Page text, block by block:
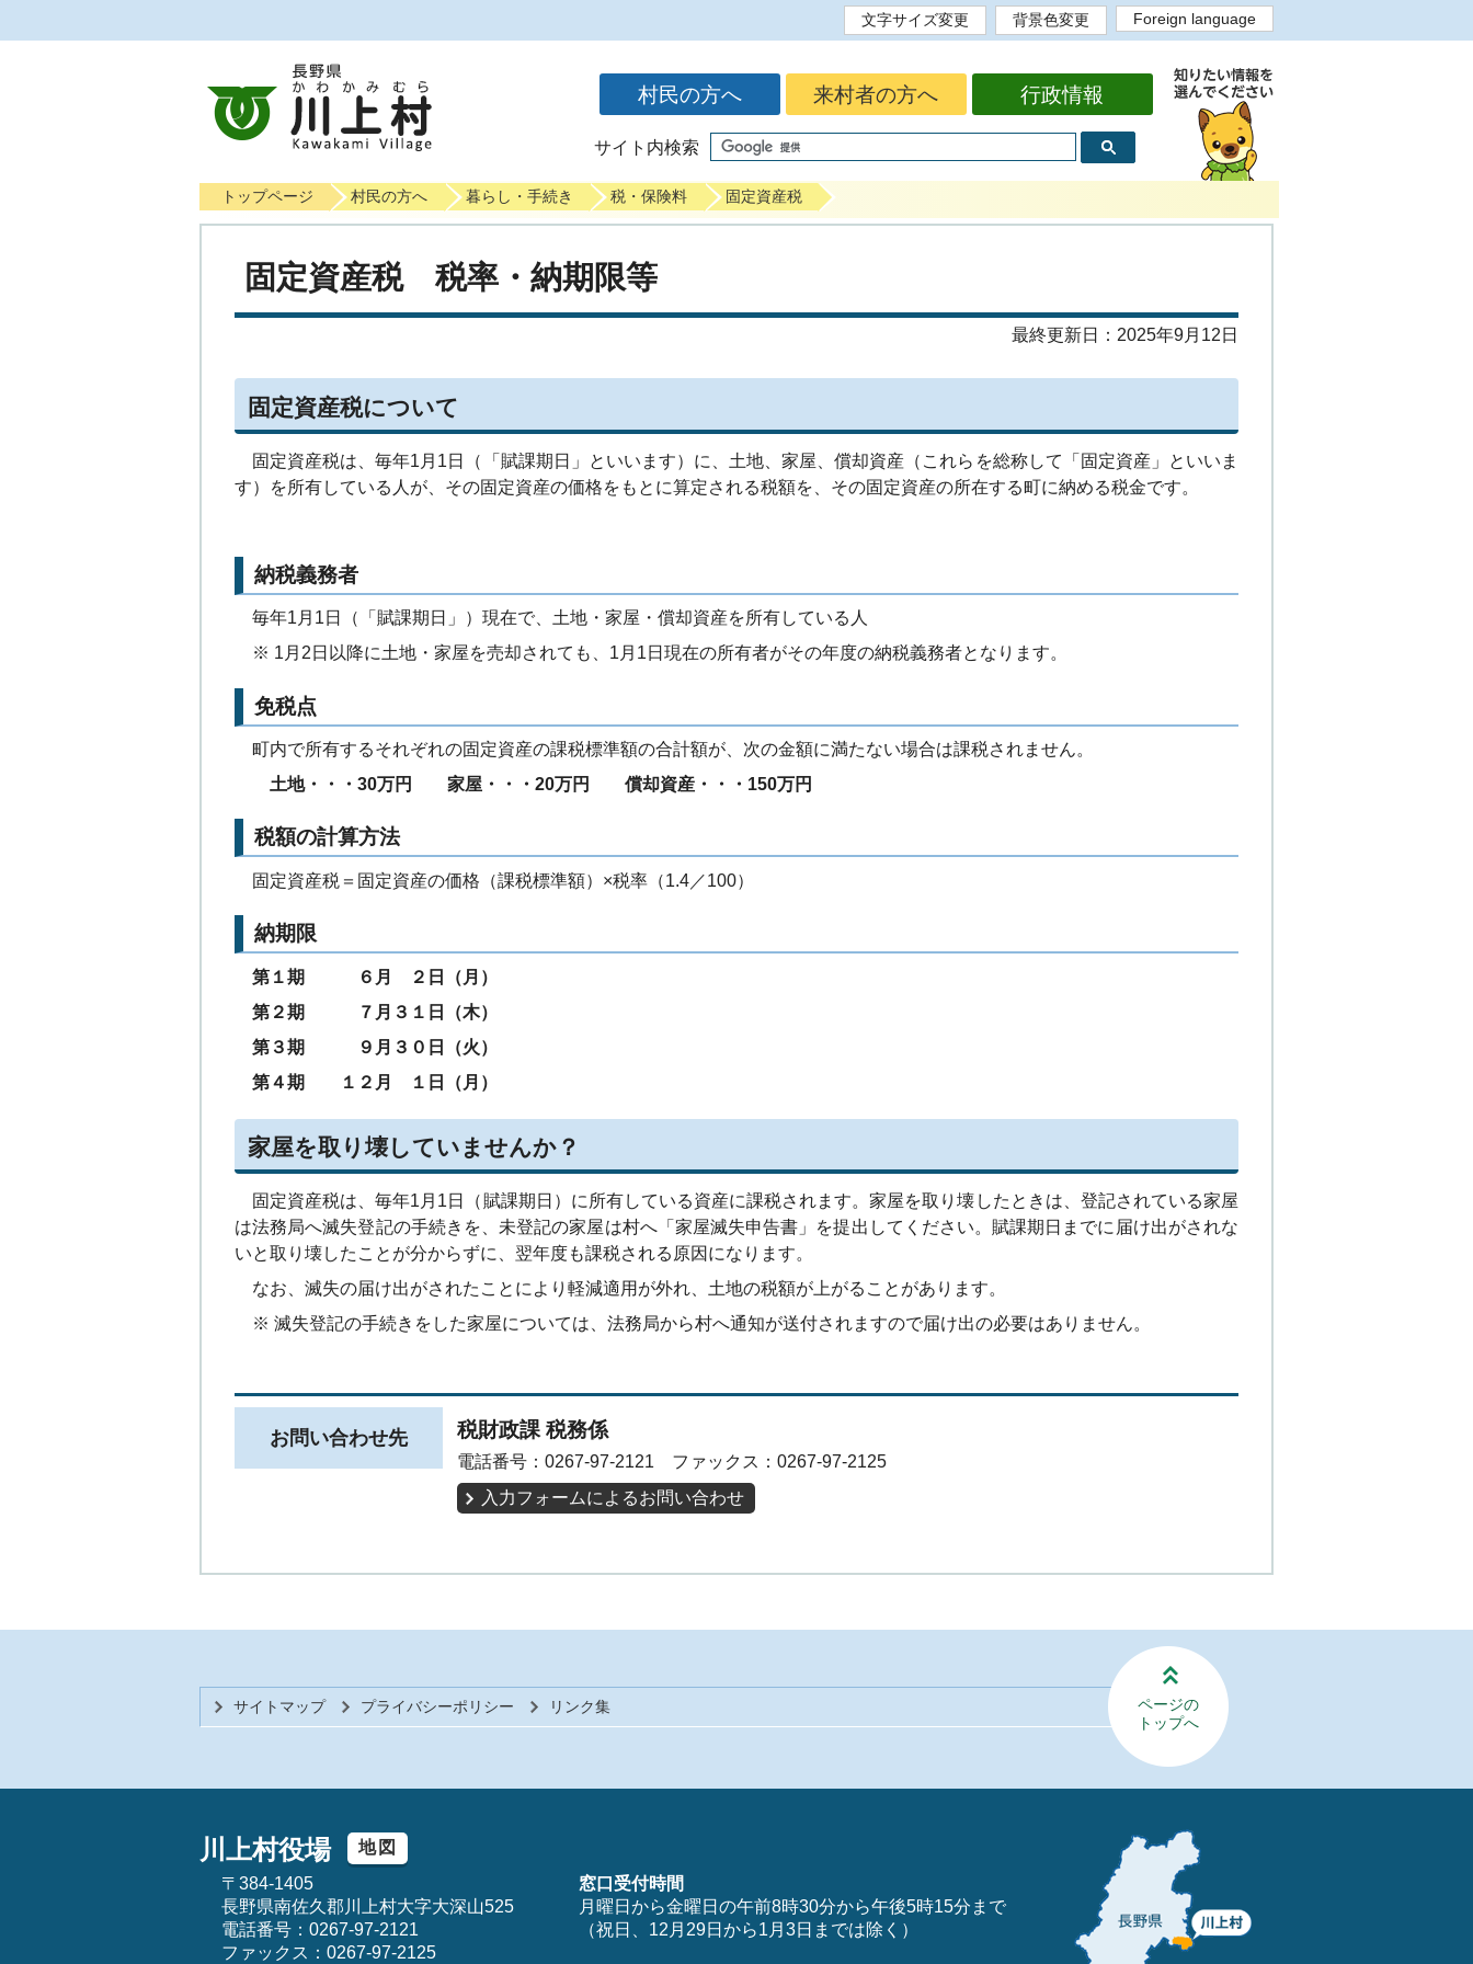
文字サイズ変更
背景色変更
Foreign language
村民の方へ 来村者の方へ 行政情報
サイト内検索
トップページ 村民の方へ 暮らし・手続き 税・保険料 固定資産税
固定資産税 税率・納期限等
最終更新日：2025年9月12日
固定資産税について
固定資産税は、毎年1月1日（「賦課期日」といいます）に、土地、家屋、償却資産（これらを総称して「固定資産」といいま
す）を所有している人が、その固定資産の価格をもとに算定される税額を、その固定資産の所在する町に納める税金です。
納税義務者
毎年1月1日（「賦課期日」）現在で、土地・家屋・償却資産を所有している人
※ 1月2日以降に土地・家屋を売却されても、1月1日現在の所有者がその年度の納税義務者となります。
免税点
町内で所有するそれぞれの固定資産の課税標準額の合計額が、次の金額に満たない場合は課税されません。
土地・・・30万円 家屋・・・20万円 償却資産・・・150万円
税額の計算方法
固定資産税＝固定資産の価格（課税標準額）×税率（1.4／100）
納期限
第１期 ６月 ２日（月）
第２期 ７月３１日（木）
第３期 ９月３０日（火）
第４期 １２月 １日（月）
家屋を取り壊していませんか？
固定資産税は、毎年1月1日（賦課期日）に所有している資産に課税されます。家屋を取り壊したときは、登記されている家屋
は法務局へ滅失登記の手続きを、未登記の家屋は村へ「家屋滅失申告書」を提出してください。賦課期日までに届け出がされな
いと取り壊したことが分からずに、翌年度も課税される原因になります。
なお、滅失の届け出がされたことにより軽減適用が外れ、土地の税額が上がることがあります。
※ 滅失登記の手続きをした家屋については、法務局から村へ通知が送付されますので届け出の必要はありません。
お問い合わせ先 税財政課 税務係
電話番号：0267-97-2121 ファックス：0267-97-2125
入力フォームによるお問い合わせ
サイトマップ プライバシーポリシー リンク集
ページの
トップへ
川上村役場
地図
〒384-1405
長野県南佐久郡川上村大字大深山525
電話番号：0267-97-2121
ファックス：0267-97-2125
窓口受付時間
月曜日から金曜日の午前8時30分から午後5時15分まで
（祝日、12月29日から1月3日までは除く）